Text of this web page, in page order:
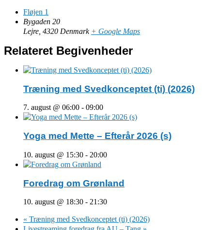
Fløjen 1
Bygaden 20
Lejre 4320 Denmark + Google Maps
Relateret Begivenheder
Træning med Svedkonceptet (ti) (2026)
7. august @ 06:00 - 09:00
Yoga med Mette – Efterår 2026 (s)
10. august @ 15:30 - 20:00
Foredrag om Grønland
10. august @ 18:30 - 21:30
« Træning med Svedkonceptet (ti) (2026)